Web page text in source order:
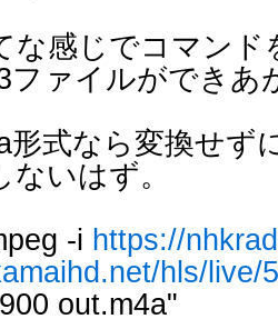
な感じでコマンド
ファイルができあ
形式なら変換せず
ないはず。
-i https://
hls/live/
out.m4a"